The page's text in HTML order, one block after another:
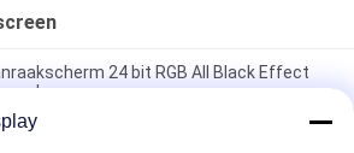
24 bit RGB All Black Effect
display paneel 800x268 pixels 25